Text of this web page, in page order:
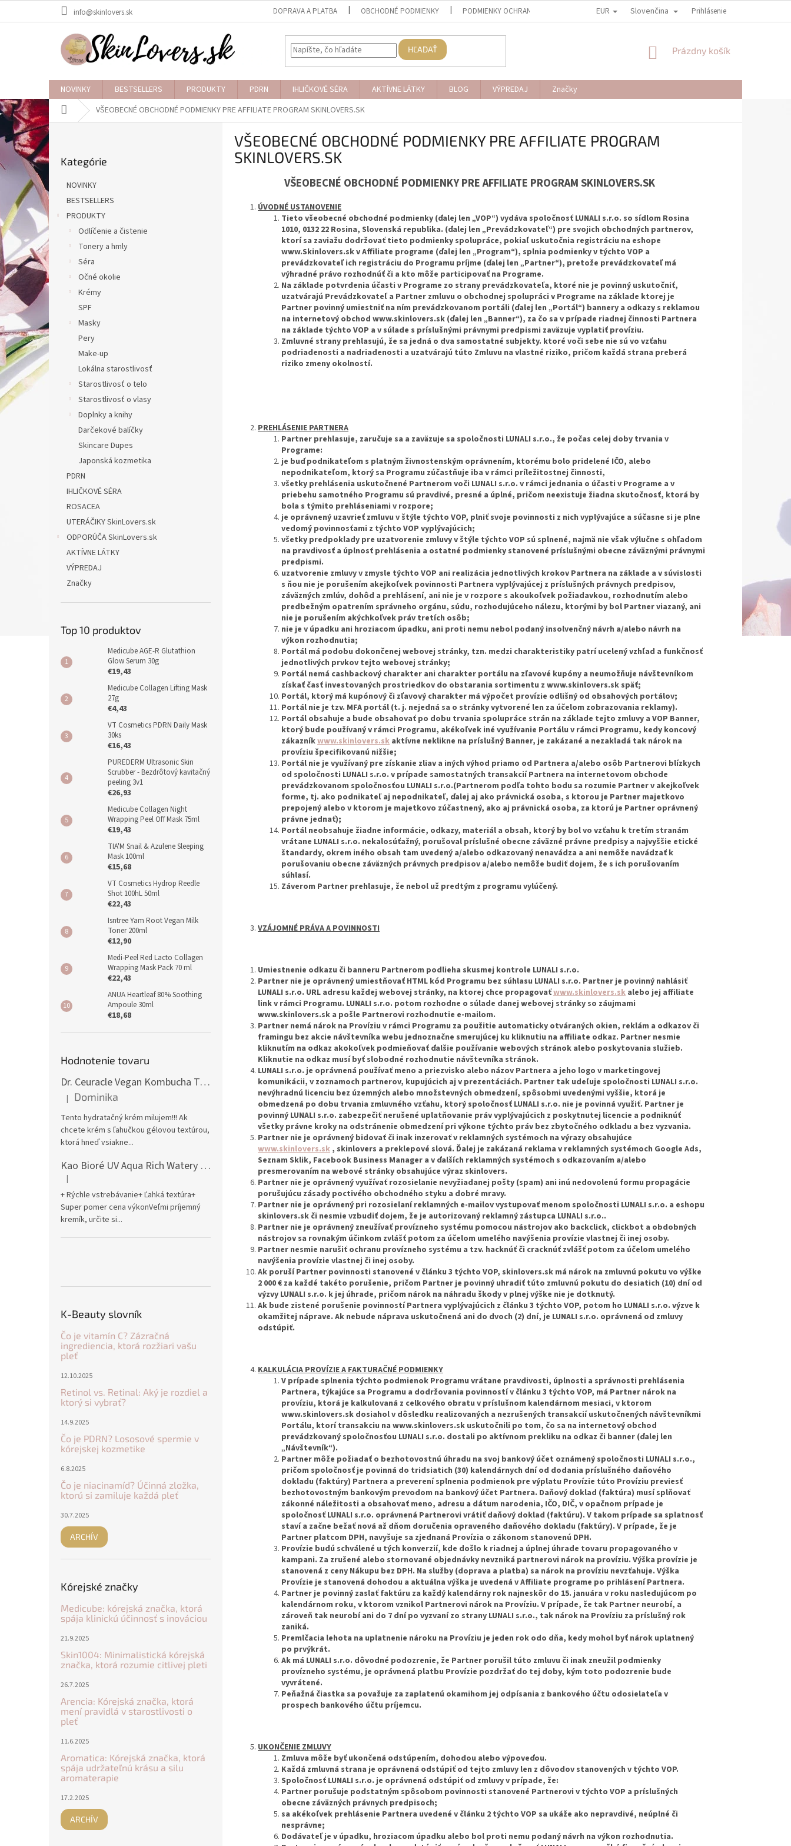
info@skinlovers.sk DOPRAVA A PLATBA OBCHODNÉ PODMIENKY PODMIENKY OCHRANY OSOBNÝCH ÚDAJOV REKLAMAČNÉ PODMIENKY
EUR Slovenčina Prihlásenie
HĽADAŤ
NÁKUPNÝ
Prázdny košík
NOVINKY BESTSELLERS PRODUKTY PDRN IHLIČKOVÉ SÉRA AKTÍVNE LÁTKY BLOG VÝPREDAJ
Značky
DomovVŠEOBECNÉ OBCHODNÉ PODMIENKY PRE AFFILIATE PROGRAM SKINLOVERS.SK
B
o
č
n
p
n
e
l
kategórie
Kategórie
NOVINKY
BESTSELLERS
PRODUKTY
Odlíčenie a čistenie
Tonery a hmly
Séra
Očné okolie
Krémy
SPF
Masky
Pery
Make-up
Lokálna starostlivosť
Starostlivosť o telo
Starostlivosť o vlasy
Doplnky a knihy
Darčekové balíčky
Skincare Dupes
Japonská kozmetika
PDRN
IHLIČKOVÉ SÉRA
ROSACEA
UTERÁČIKY SkinLovers.sk
ODPORÚČA SkinLovers.sk
AKTÍVNE LÁTKY
VÝPREDAJ
Značky
Top 10 produktov
Medicube AGE-R Glutathion
Glow Serum 30g
€19,43
Medicube Collagen Lifting Mask
27g
€4,43
VT Cosmetics PDRN Daily Mask
30ks
€16,43
PUREDERM Ultrasonic Skin
Scrubber - Bezdrôtový kavitačný
peeling 3v1
€26,93
Medicube Collagen Night
Wrapping Peel Off Mask 75ml
€19,43
TIA'M Snail & Azulene Sleeping
Mask 100ml
€15,68
VT Cosmetics Hydrop Reedle
Shot 100hL 50ml
€22,43
Isntree Yam Root Vegan Milk
Toner 200ml
€12,90
Medi-Peel Red Lacto Collagen
Wrapping Mask Pack 70 ml
€22,43
ANUA Heartleaf 80% Soothing
Ampoule 30ml
€18,68
Hodnotenie tovaru
Dr. Ceuracle Vegan Kombucha Tea Gel Cream 75g
Hodnotenie produktu je 5 z 5 hviezdičiek.
| Dominika
Tento hydratačný krém milujem!!! Ak
chcete krém s ľahučkou gélovou textúrou,
ktorá hneď vsiakne...
Kao Bioré UV Aqua Rich Watery Essence Sunscreen SPF50+ PA++++ 70g
Hodnotenie produktu je 5 z 5 hviezdičiek.
|
+ Rýchle vstrebávanie+ Ľahká textúra+
Super pomer cena výkonVeľmi príjemný
kremík, určite si...
K-Beauty slovník
Čo je vitamín C? Zázračná
ingrediencia, ktorá rozžiari vašu
pleť
12.10.2025
Retinol vs. Retinal: Aký je rozdiel a
ktorý si vybrať?
14.9.2025
Čo je PDRN? Lososové spermie v
kórejskej kozmetike
6.8.2025
Čo je niacinamíd? Účinná zložka,
ktorú si zamiluje každá pleť
30.7.2025
ARCHÍV
Kórejské značky
Medicube: kórejská značka, ktorá
spája klinickú účinnosť s inováciou
21.9.2025
Skin1004: Minimalistická kórejská
značka, ktorá rozumie citlivej pleti
26.7.2025
Arencia: Kórejská značka, ktorá
mení pravidlá v starostlivosti o
pleť
11.6.2025
Aromatica: Kórejská značka, ktorá
spája udržateľnú krásu a silu
aromaterapie
17.2.2025
ARCHÍV
VŠEOBECNÉ OBCHODNÉ PODMIENKY PRE AFFILIATE PROGRAM
SKINLOVERS.SK
VŠEOBECNÉ OBCHODNÉ PODMIENKY PRE AFFILIATE PROGRAM SKINLOVERS.SK
ÚVODNÉ USTANOVENIE
Tieto všeobecné obchodné podmienky (ďalej len „VOP“) vydáva spoločnosť LUNALI s.r.o. so sídlom Rosina
1010, 0132 22 Rosina, Slovenská republika. (ďalej len „Prevádzkovateľ“) pre svojich obchodných partnerov,
ktorí sa zaviažu dodržovať tieto podmienky spolupráce, pokiaľ uskutočnia registráciu na eshope
www.Skinlovers.sk v Affiliate programe (ďalej len „Program“), splnia podmienky v týchto VOP a
prevádzkovateľ ich registráciu do Programu príjme (ďalej len „Partner“), pretože prevádzkovateľ má
výhradné právo rozhodnúť či a kto môže participovať na Programe.
Na základe potvrdenia účasti v Programe zo strany prevádzkovateľa, ktoré nie je povinný uskutočniť,
uzatvárajú Prevádzkovateľ a Partner zmluvu o obchodnej spolupráci v Programe na základe ktorej je
Partner povinný umiestniť na ním prevádzkovanom portáli (ďalej len „Portál“) bannery a odkazy s reklamou
na internetový obchod www.skinlovers.sk (ďalej len „Banner“), za čo sa v prípade riadnej činnosti Partnera
na základe týchto VOP a v súlade s príslušnými právnymi predpismi zaväzuje vyplatiť províziu.
Zmluvné strany prehlasujú, že sa jedná o dva samostatné subjekty. ktoré voči sebe nie sú vo vzťahu
podriadenosti a nadriadenosti a uzatvárajú túto Zmluvu na vlastné riziko, pričom každá strana preberá
riziko zmeny okolností.
PREHLÁSENIE PARTNERA
Partner prehlasuje, zaručuje sa a zaväzuje sa spoločnosti LUNALI s.r.o., že počas celej doby trvania v
Programe:
je buď podnikateľom s platným živnostenským oprávnením, ktorému bolo pridelené IČO, alebo
nepodnikateľom, ktorý sa Programu zúčastňuje iba v rámci príležitostnej činnosti,
všetky prehlásenia uskutočnené Partnerom voči LUNALI s.r.o. v rámci jednania o účasti v Programe a v
priebehu samotného Programu sú pravdivé, presné a úplné, pričom neexistuje žiadna skutočnosť, ktorá by
bola s týmito prehláseniami v rozpore;
je oprávnený uzavrieť zmluvu v štýle týchto VOP, plniť svoje povinnosti z nich vyplývajúce a súčasne si je plne
vedomý povinnosťami z týchto VOP vyplývajúcich;
všetky predpoklady pre uzatvorenie zmluvy v štýle týchto VOP sú splnené, najmä nie však výlučne s ohľadom
na pravdivosť a úplnosť prehlásenia a ostatné podmienky stanovené príslušnými obecne záväznými právnymi
predpismi.
uzatvorenie zmluvy v zmysle týchto VOP ani realizácia jednotlivých krokov Partnera na základe a v súvislosti
s ňou nie je porušením akejkoľvek povinnosti Partnera vyplývajúcej z príslušných právnych predpisov,
záväzných zmlúv, dohôd a prehlásení, ani nie je v rozpore s akoukoľvek požiadavkou, rozhodnutím alebo
predbežným opatrením správneho orgánu, súdu, rozhodujúceho nálezu, ktorými by bol Partner viazaný, ani
nie je porušením akýchkoľvek práv tretích osôb;
nie je v úpadku ani hroziacom úpadku, ani proti nemu nebol podaný insolvenčný návrh a/alebo návrh na
výkon rozhodnutia;
Portál má podobu dokončenej webovej stránky, tzn. medzi charakteristiky patrí ucelený vzhľad a funkčnosť
jednotlivých prvkov tejto webovej stránky;
Portál nemá cashbackový charakter ani charakter portálu na zľavové kupóny a neumožňuje návštevníkom
získať časť investovaných prostriedkov do obstarania sortimentu z www.skinlovers.sk späť;
Portál, ktorý má kupónový či zľavový charakter má výpočet provízie odlišný od obsahových portálov;
Portál nie je tzv. MFA portál (t. j. nejedná sa o stránky vytvorené len za účelom zobrazovania reklamy).
Portál obsahuje a bude obsahovať po dobu trvania spolupráce strán na základe tejto zmluvy a VOP Banner,
ktorý bude používaný v rámci Programu, akékoľvek iné využívanie Portálu v rámci Programu, kedy koncový
zákazníkwww.skinlovers.sk aktívne neklikne na príslušný Banner, je zakázané a nezakladá tak nárok na
províziu špecifikovanú nižšie;
Portál nie je využívaný pre získanie zliav a iných výhod priamo od Partnera a/alebo osôb Partnerovi blízkych
od spoločnosti LUNALI s.r.o. v prípade samostatných transakcií Partnera na internetovom obchode
prevádzkovanom spoločnosťou LUNALI s.r.o.(Partnerom podľa tohto bodu sa rozumie Partner v akejkoľvek
forme, tj. ako podnikateľ aj nepodnikateľ, ďalej aj ako právnická osoba, s ktorou je Partner majetkovo
prepojený alebo v ktorom je majetkovo zúčastnený, ako aj právnická osoba, za ktorú je Partner oprávnený
právne jednať);
Portál neobsahuje žiadne informácie, odkazy, materiál a obsah, ktorý by bol vo vzťahu k tretím stranám
vrátane LUNALI s.r.o. nekalosúťažný, porušoval príslušné obecne záväzné právne predpisy a najvyššie etické
štandardy, okrem iného obsah tam uvedený a/alebo odkazovaný nenavádza a ani nemôže navádzať k
porušovaniu obecne záväzných právnych predpisov a/alebo nemôže budiť dojem, že s ich porušovaním
súhlasí.
Záverom Partner prehlasuje, že nebol už predtým z programu vylúčený.
VZÁJOMNÉ PRÁVA A POVINNOSTI
Umiestnenie odkazu či banneru Partnerom podlieha skusmej kontrole LUNALI s.r.o.
Partner nie je oprávnený umiestňovať HTML kód Programu bez súhlasu LUNALI s.r.o. Partner je povinný nahlásiť
LUNALI s.r.o. URL adresu každej webovej stránky, na ktorej chce propagovaťwww.skinlovers.sk alebo jej affiliate
link v rámci Programu. LUNALI s.r.o. potom rozhodne o súlade danej webovej stránky so záujmami
www.skinlovers.sk a pošle Partnerovi rozhodnutie e-mailom.
Partner nemá nárok na Províziu v rámci Programu za použitie automaticky otváraných okien, reklám a odkazov či
framingu bez akcie návštevníka webu jednoznačne smerujúcej ku kliknutiu na affiliate odkaz. Partner nesmie
kliknutím na odkaz akokoľvek podmieňovať ďalšie používanie webových stránok alebo poskytovania služieb.
Kliknutie na odkaz musí byť slobodné rozhodnutie návštevníka stránok.
LUNALI s.r.o. je oprávnená používať meno a priezvisko alebo názov Partnera a jeho logo v marketingovej
komunikácii, v zoznamoch partnerov, kupujúcich aj v prezentáciách. Partner tak udeľuje spoločnosti LUNALI s.r.o.
nevýhradnú licenciu bez územných alebo množstevných obmedzení, spôsobmi uvedenými vyššie, ktorá je
obmedzená po dobu trvania zmluvného vzťahu, ktorý spoločnosť LUNALI s.r.o. nie je povinná využiť. Partner je
povinný LUNALI s.r.o. zabezpečiť nerušené uplatňovanie práv vyplývajúcich z poskytnutej licencie a podniknúť
všetky právne kroky na odstránenie obmedzení pri výkone týchto práv bez zbytočného odkladu a bez vyzvania.
Partner nie je oprávnený bidovať či inak inzerovať v reklamných systémoch na výrazy obsahujúce
www.skinlovers.sk , skinlovers a preklepové slová. Ďalej je zakázaná reklama v reklamných systémoch Google Ads,
Seznam Sklik, Facebook Business Manager a v ďalších reklamných systémoch s odkazovaním a/alebo
presmerovaním na webové stránky obsahujúce výraz skinlovers.
Partner nie je oprávnený využívať rozosielanie nevyžiadanej pošty (spam) ani inú nedovolenú formu propagácie
porušujúcu zásady poctivého obchodného styku a dobré mravy.
Partner nie je oprávnený pri rozosielaní reklamných e-mailov vystupovať menom spoločnosti LUNALI s.r.o. a eshopu
skinlovers.sk či nesmie vzbudiť dojem, že je autorizovaný reklamný zástupca LUNALI s.r.o..
Partner nie je oprávnený zneužívať provízneho systému pomocou nástrojov ako backclick, clickbot a obdobných
nástrojov sa rovnakým účinkom zvlášť potom za účelom umelého navýšenia provízie vlastnej či inej osoby.
Partner nesmie narušiť ochranu provízneho systému a tzv. hacknúť či cracknúť zvlášť potom za účelom umelého
navýšenia provízie vlastnej či inej osoby.
Ak poruší Partner povinnosti stanovené v článku 3 týchto VOP, skinlovers.sk má nárok na zmluvnú pokutu vo výške
2 000 € za každé takéto porušenie, pričom Partner je povinný uhradiť túto zmluvnú pokutu do desiatich (10) dní od
výzvy LUNALI s.r.o. k jej úhrade, pričom nárok na náhradu škody v plnej výške nie je dotknutý.
Ak bude zistené porušenie povinností Partnera vyplývajúcich z článku 3 týchto VOP, potom ho LUNALI s.r.o. výzve k
okamžitej náprave. Ak nebude náprava uskutočnená ani do dvoch (2) dní, je LUNALI s.r.o. oprávnená od zmluvy
odstúpiť.
KALKULÁCIA PROVÍZIE A FAKTURAČNÉ PODMIENKY
V prípade splnenia týchto podmienok Programu vrátane pravdivosti, úplnosti a správnosti prehlásenia
Partnera, týkajúce sa Programu a dodržovania povinností v článku 3 týchto VOP, má Partner nárok na
províziu, ktorá je kalkulovaná z celkového obratu v príslušnom kalendárnom mesiaci, v ktorom
www.skinlovers.sk dosiahol v dôsledku realizovaných a nezrušených transakcií uskutočnených návštevníkmi
Portálu, ktorí transakciu na www.skinlovers.sk uskutočnili po tom, čo sa na internetový obchod
prevádzkovaný spoločnosťou LUNALI s.r.o. dostali po aktívnom prekliku na odkaz či banner (ďalej len
„Návštevník“).
Partner môže požiadať o bezhotovostnú úhradu na svoj bankový účet oznámený spoločnosti LUNALI s.r.o.,
pričom spoločnosť je povinná do tridsiatich (30) kalendárnych dní od dodania príslušného daňového
dokladu (faktúry) Partnera a preverení splnenia podmienok pre výplatu Provízie túto Províziu previesť
bezhotovostným bankovým prevodom na bankový účet Partnera. Daňový doklad (faktúra) musí splňovať
zákonné náležitosti a obsahovať meno, adresu a dátum narodenia, IČO, DIČ, v opačnom prípade je
spoločnosť LUNALI s.r.o. oprávnená Partnerovi vrátiť daňový doklad (faktúru). V takom prípade sa splatnosť
staví a začne bežať nová až dňom doručenia opraveného daňového dokladu (faktúry). V prípade, že je
Partner platcom DPH, navyšuje sa zjednaná Provízia o zákonom stanovenú DPH.
Provízie budú schválené u tých konverzií, kde došlo k riadnej a úplnej úhrade tovaru propagovaného v
kampani. Za zrušené alebo stornované objednávky nevzniká partnerovi nárok na províziu. Výška provízie je
stanovená z ceny Nákupu bez DPH. Na služby (doprava a platba) sa nárok na províziu nevzťahuje. Výška
Provízie je stanovená dohodou a aktuálna výška je uvedená v Affiliate programe po prihlásení Partnera.
Partner je povinný zaslať faktúru za každý kalendárny rok najneskôr do 15. januára v roku nasledujúcom po
kalendárnom roku, v ktorom vznikol Partnerovi nárok na Províziu. V prípade, že tak Partner neurobí, a
zároveň tak neurobí ani do 7 dní po vyzvaní zo strany LUNALI s.r.o., tak nárok na Províziu za príslušný rok
zaniká.
Premlčacia lehota na uplatnenie nároku na Províziu je jeden rok odo dňa, kedy mohol byť nárok uplatnený
po prvýkrát.
Ak má LUNALI s.r.o. dôvodné podozrenie, že Partner porušil túto zmluvu či inak zneužil podmienky
provízneho systému, je oprávnená platbu Provízie pozdržať do tej doby, kým toto podozrenie bude
vyvrátené.
Peňažná čiastka sa považuje za zaplatenú okamihom jej odpísania z bankového účtu odosielateľa v
prospech bankového účtu príjemcu.
UKONČENIE ZMLUVY
Zmluva môže byť ukončená odstúpením, dohodou alebo výpoveďou.
Každá zmluvná strana je oprávnená odstúpiť od tejto zmluvy len z dôvodov stanovených v týchto VOP.
Spoločnosť LUNALI s.r.o. je oprávnená odstúpiť od zmluvy v prípade, že:
Partner porušuje podstatným spôsobom povinnosti stanovené Partnerovi v týchto VOP a príslušných
obecne záväzných právnych predpisoch;
sa akékoľvek prehlásenie Partnera uvedené v článku 2 týchto VOP sa ukáže ako nepravdivé, neúplné či
nesprávne;
Dodávateľ je v úpadku, hroziacom úpadku alebo bol proti nemu podaný návrh na výkon rozhodnutia.